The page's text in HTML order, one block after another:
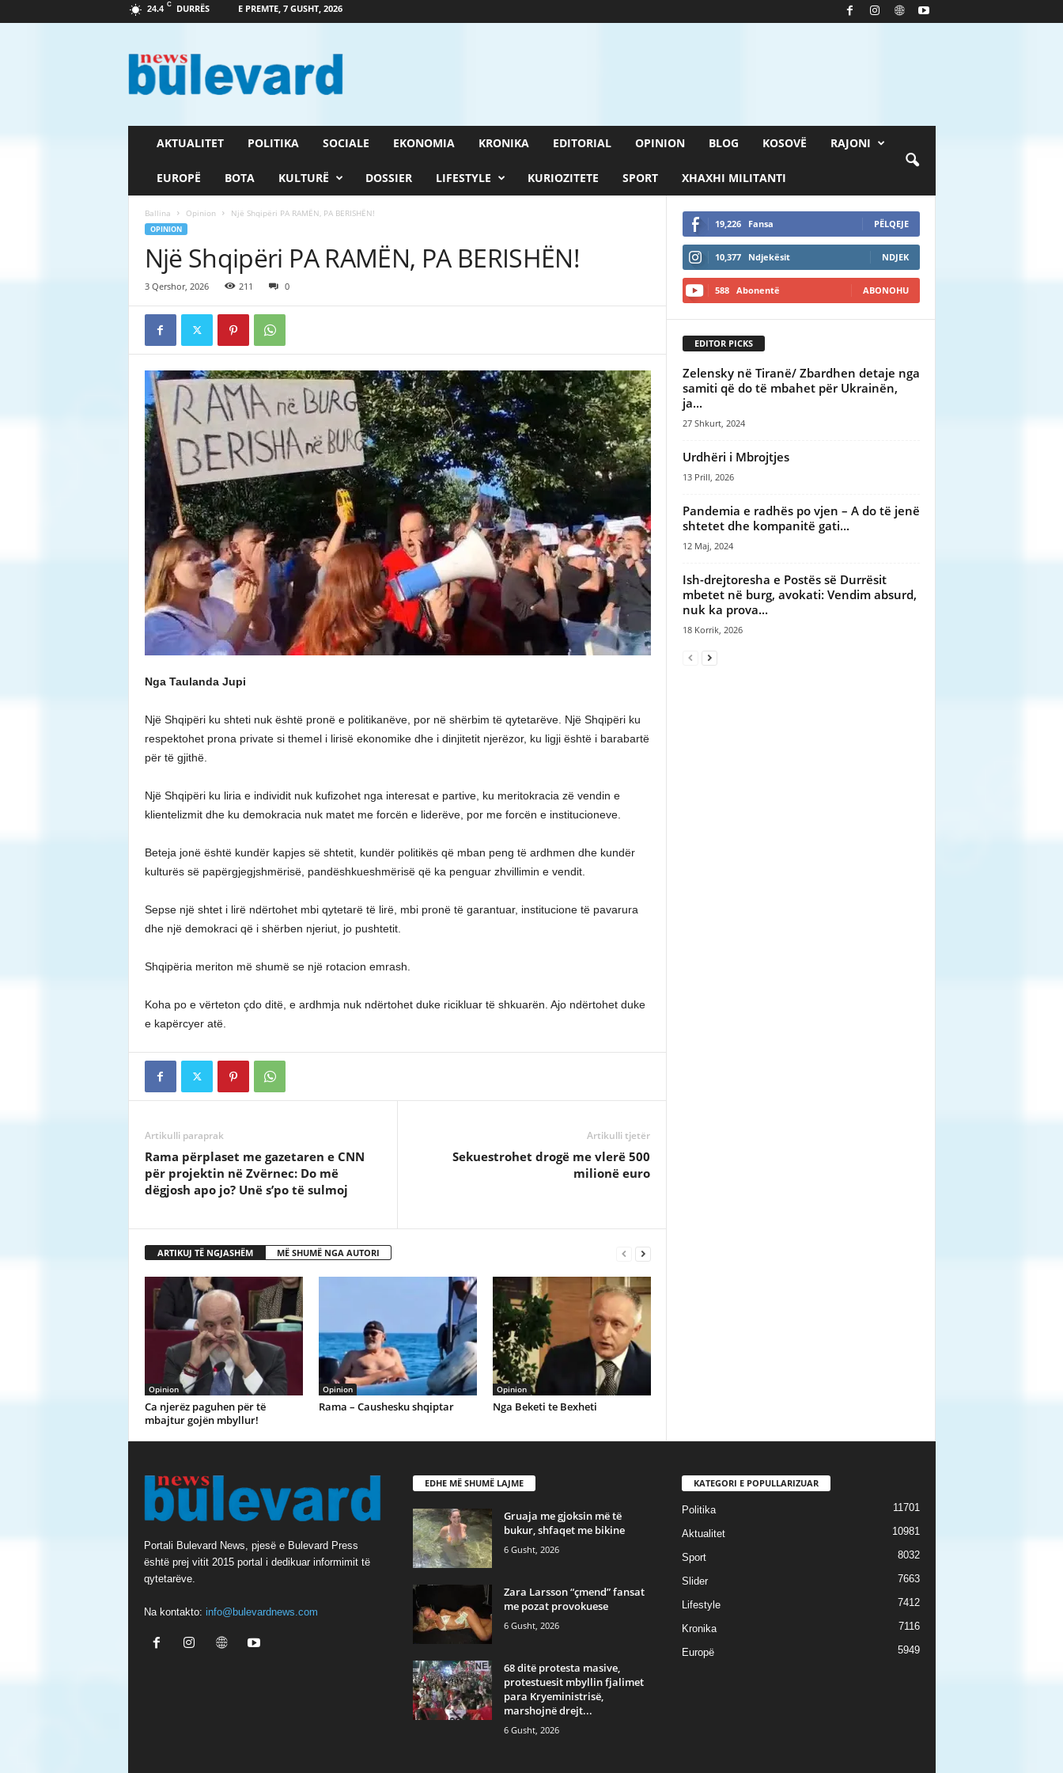
24.4 C DURRËS E PREMTE, 7 GUSHT, 2026
a
AKTUALITET POLITIKA SOCIALE EKONOMIA KRONIKA EDITORIAL OPINION BLOG KOSOVË RAJONI
EUROPË BOTA KULTURË DOSSIER LIFESTYLE KURIOZITETE SPORT XHAXHI MILITANTI
Ballina Opinion Një Shqipëri PA RAMËN, PA BERISHËN!
OPINION
Një Shqipëri PA RAMËN, PA BERISHËN!
3 Qershor, 2026 211 0
Nga Taulanda Jupi
Një Shqipëri ku shteti nuk është pronë e politikanëve, por në shërbim të qytetarëve. Një Shqipëri ku
respektohet prona private si themel i lirisë ekonomike dhe i dinjitetit njerëzor, ku ligji është i barabartë
për të gjithë.
Një Shqipëri ku liria e individit nuk kufizohet nga interesat e partive, ku meritokracia zë vendin e
klientelizmit dhe ku demokracia nuk matet me forcën e liderëve, por me forcën e institucioneve.
Beteja jonë është kundër kapjes së shtetit, kundër politikës që mban peng të ardhmen dhe kundër
kulturës së papërgjegjshmërisë, pandëshkueshmërisë që ka penguar zhvillimin e vendit.
Sepse një shtet i lirë ndërtohet mbi qytetarë të lirë, mbi pronë të garantuar, institucione të pavarura
dhe një demokraci që i shërben njeriut, jo pushtetit.
Shqipëria meriton më shumë se një rotacion emrash.
Koha po e vërteton çdo ditë, e ardhmja nuk ndërtohet duke ricikluar të shkuarën. Ajo ndërtohet duke
e kapërcyer atë.
Artikulli paraprak
Rama përplaset me gazetaren e CNN
për projektin në Zvërnec: Do më
dëgjosh apo jo? Unë s’po të sulmoj
Artikulli tjetër
Sekuestrohet drogë me vlerë 500
milionë euro
ARTIKUJ TË NGJASHËM MË SHUMË NGA AUTORI
Opinion
Ca njerëz paguhen për të
mbajtur gojën mbyllur!
Opinion
Rama – Caushesku shqiptar
Opinion
Nga Beketi te Bexheti
19,226 Fansa PËLQEJE
10,377 Ndjekësit NDJEK
588 Abonentë ABONOHU
EDITOR PICKS
Zelensky në Tiranë/ Zbardhen detaje nga
samiti që do të mbahet për Ukrainën,
ja...
27 Shkurt, 2024
Urdhëri i Mbrojtjes
13 Prill, 2026
Pandemia e radhës po vjen – A do të jenë
shtetet dhe kompanitë gati...
12 Maj, 2024
Ish-drejtoresha e Postës së Durrësit
mbetet në burg, avokati: Vendim absurd,
nuk ka prova...
18 Korrik, 2026
Portali Bulevard News, pjesë e Bulevard Press
është prej vitit 2015 portal i dedikuar informimit të
qytetarëve.
Na kontakto: info@bulevardnews.com
EDHE MË SHUMË LAJME
Gruaja me gjoksin më të
bukur, shfaqet me bikine
6 Gusht, 2026
Zara Larsson “çmend” fansat
me pozat provokuese
6 Gusht, 2026
68 ditë protesta masive,
protestuesit mbyllin fjalimet
para Kryeministrisë,
marshojnë drejt...
6 Gusht, 2026
KATEGORI E POPULLARIZUAR
Politika 11701
Aktualitet 10981
Sport 8032
Slider 7663
Lifestyle 7412
Kronika 7116
Europë 5949